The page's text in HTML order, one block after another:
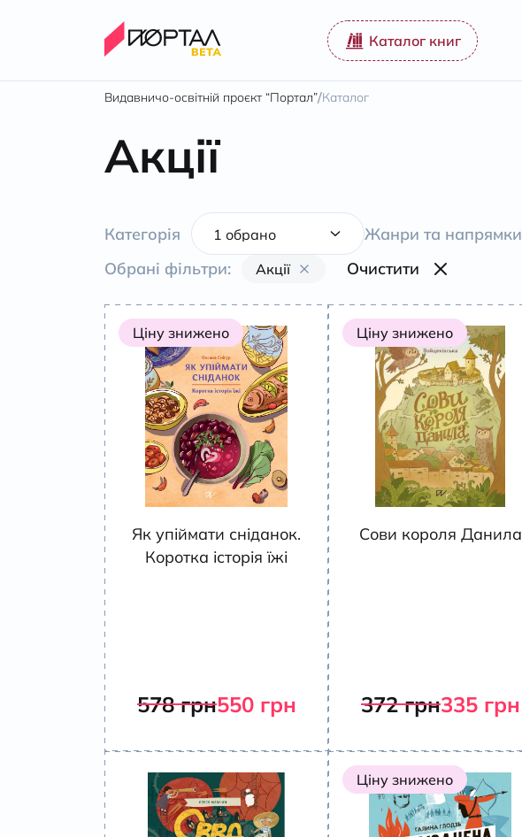
Каталог книг
Видавничо-освітній проєкт “Портал”/Каталог
Акції
Категорія Жанри та напрямки
Обрані фільтри:
Акції Очистити
Ціну знижено
Як упіймати сніданок.
Коротка історія їжі
578грн550 грн
Ціну знижено
Сови короля Данила
372грн335 грн
Ціну знижено